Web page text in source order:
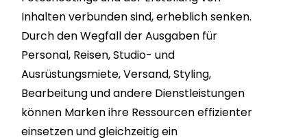
Inhalten verbunden sind, erheblich senken.
Durch den Wegfall der Ausgaben für
Personal, Reisen, Studio- und
Ausrüstungsmiete, Versand, Styling,
Bearbeitung und andere Dienstleistungen
können Marken ihre Ressourcen effizienter
einsetzen und gleichzeitig ein